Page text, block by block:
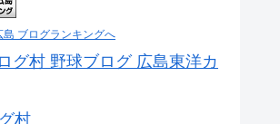
ブログランキングへ
村